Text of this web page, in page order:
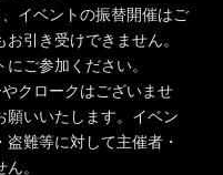
イベントの振替開催はご
引き受けできません。
ご参加ください。
クロークはございませ
願いいたします。イベン
難等に対して主催者・
。